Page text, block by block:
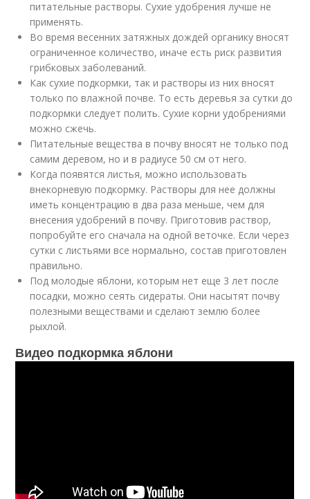
питательные растворы. Сухие удобрения лучше не
применять.
Во время весенних затяжных дождей органику вносят
ограниченное количество, иначе есть риск развития
грибковых заболеваний.
Как сухие подкормки, так и растворы из них вносят
только по влажной почве. То есть деревья за сутки до
подкормки следует полить. Сухие корни удобрениями
можно сжечь.
Питательные вещества в почву вносят не только под
самим деревом, но и в радиусе 50 см от него.
Когда появятся листья, можно использовать
внекорневую подкормку. Растворы для нее должны
иметь концентрацию в два раза меньше, чем для
внесения удобрений в почву. Приготовив раствор,
попробуйте его сначала на одной веточке. Если через
сутки с листьями все нормально, состав приготовлен
правильно.
Под молодые яблони, которым нет еще 3 лет после
посадки, можно сеять сидераты. Они насытят почву
полезными веществами и сделают землю более
рыхлой.
Видео подкормка яблони